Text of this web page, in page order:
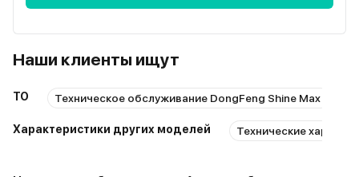
Наши клиенты ищут
ТО Техническое обслуживание DongFeng Shine Max
Характеристики других моделей Технические